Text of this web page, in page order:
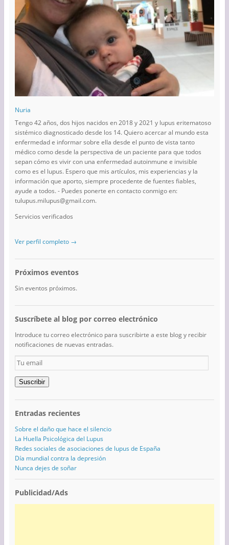
Nuria
Tengo 42 años, dos hijos nacidos en 2018 y 2021 y lupus eritematoso
sistémico diagnosticado desde los 14. Quiero acercar al mundo esta
enfermedad e informar sobre ella desde el punto de vista tanto
médico como desde la perspectiva de un paciente para que todos
sepan cómo es vivir con una enfermedad autoinmune e invisible
como es el lupus. Espero que mis artículos, mis experiencias y la
información que aporto, siempre procedente de fuentes fiables,
ayude a todos. - Puedes ponerte en contacto conmigo en:
tulupus.milupus@gmail.com.
Servicios verificados
Ver perfil completo →
Próximos eventos
Sin eventos próximos.
Suscríbete al blog por correo electrónico
Introduce tu correo electrónico para suscribirte a este blog y recibir
notificaciones de nuevas entradas.
Tu
email
Suscribir
Entradas recientes
Sobre el daño que hace el silencio
La Huella Psicológica del Lupus
Redes sociales de asociaciones de lupus de España
Día mundial contra la depresión
Nunca dejes de soñar
Publicidad/Ads